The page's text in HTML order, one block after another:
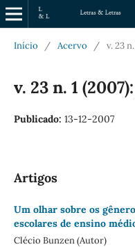
Início / Acervo / v. 23
v. 23 n. 1
Publicado: 13-12-2007
Artigos
Um olhar sobre os
escolares de ensino
Clécio Bunzen (Autor)